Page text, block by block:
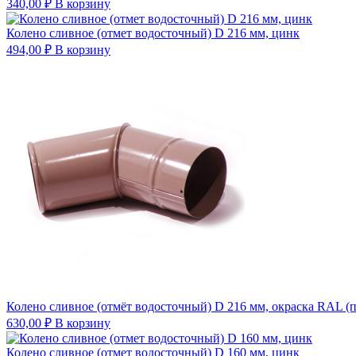
340,00 ₽ В корзину
Колено сливное (отмет водосточный) D 216 мм, цинк
494,00 ₽ В корзину
Колено сливное (отмёт водосточный) D 216 мм, окраска RAL
630,00 ₽ В корзину
Колено сливное (отмет водосточный) D 160 мм, цинк